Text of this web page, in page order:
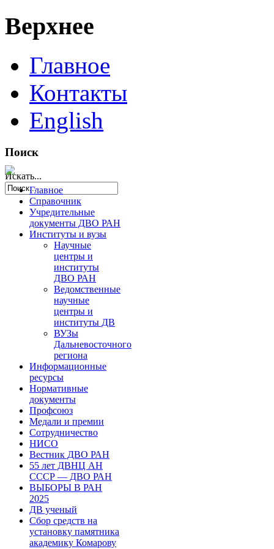
Верхнее
Главное
Контакты
English
Поиск
Искать...
Главное
Справочник
Учредительные
документы ДВО РАН
Институты и вузы
Научные
центры и
институты
ДВО РАН
Ведомственные
научные
центры и
институты ДВ
ВУЗы
Дальневосточного
региона
Информационные
ресурсы
Нормативные
документы
Профсоюз
Медали и премии
Сотрудничество
НИСО
Вестник ДВО РАН
55 лет ДВНЦ АН
СССР — ДВО РАН
ВЫБОРЫ В РАН
2025
ДВ ученый
Сбор средств на
установку памятника
академику Комарову